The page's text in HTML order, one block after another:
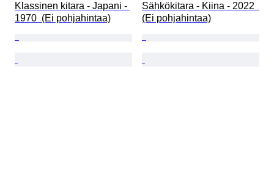
Klassinen kitara - Japani -
1970  (Ei pohjahintaa)
Sähkökitara - Kiina - 2022
(Ei pohjahintaa)